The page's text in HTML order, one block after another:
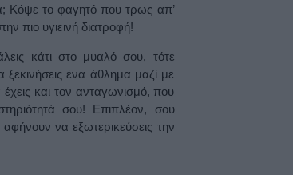
Κόψε το φαγητό που τρως απ’
πιο υγιεινή διατροφή!
κάτι στο μυαλό σου, τότε
ένα άθλημα μαζί με
και τον ανταγωνισμό, που
σου! Επιπλέον, σου
αφήνουν να εξωτερικεύσεις την